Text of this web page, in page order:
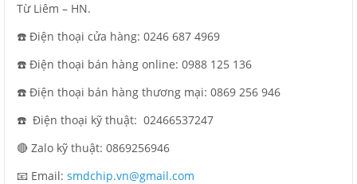
Từ Liêm – HN.
☎️ Điện thoại cửa hàng: 0246 687 4969
☎️ Điện thoại bán hàng online: 0988 125 136
☎️ Điện thoại bán hàng thương mại: 0869 256 946
☎️ Điện thoại kỹ thuật: 02466537247
🔴 Zalo kỹ thuật: 0869256946
📧 Email: smdchip.vn@gmail.com